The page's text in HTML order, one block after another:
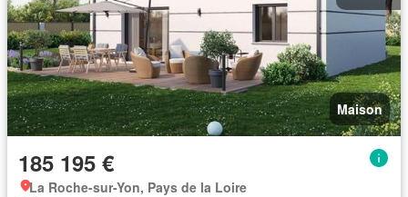
Maison
185 195 €
La Roche-sur-Yon, Pays de la Loire